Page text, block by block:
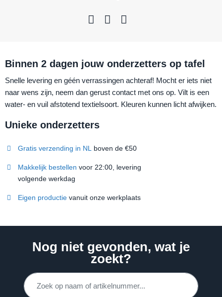
Binnen 2 dagen jouw onderzetters op tafel
Snelle levering en géén verrassingen achteraf! Mocht er iets niet
naar wens zijn, neem dan gerust contact met ons op. Vilt is een
water- en vuil afstotend textielsoort. Kleuren kunnen licht afwijken.
Unieke onderzetters
Gratis verzending in NL boven de €50
Makkelijk bestellen voor 22:00, levering
volgende werkdag
Eigen productie vanuit onze werkplaats
Nog niet gevonden, wat je
zoekt?